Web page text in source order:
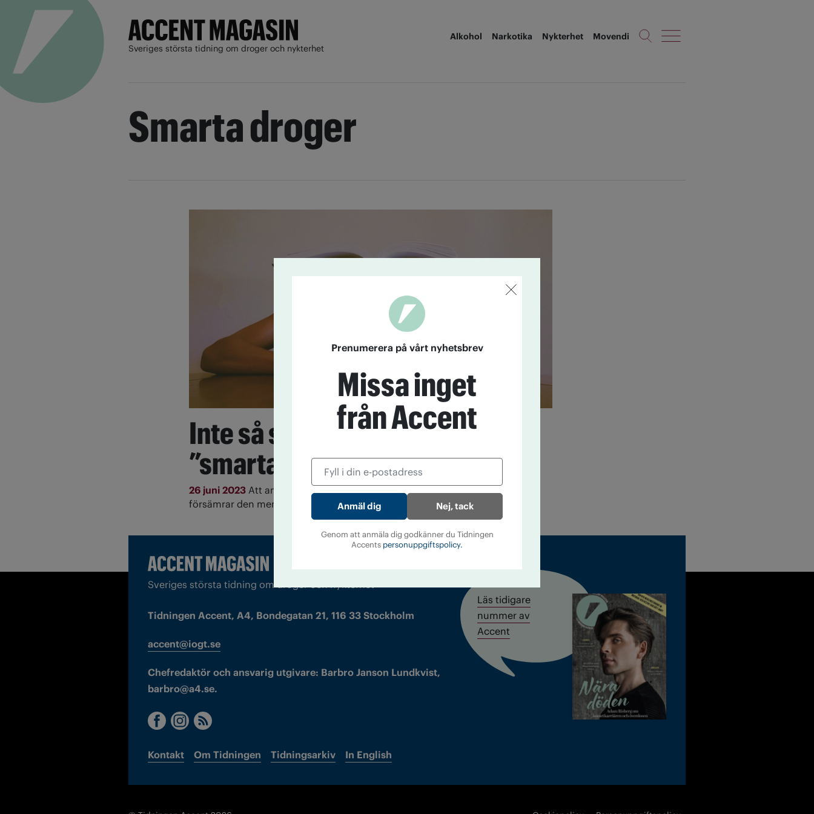
Sveriges största tidning om droger och nykterhet
Alkohol Narkotika Nykterhet Movendi
Smarta droger
Inte så smart använda
”smarta” droger
26 juni 2023 Att använda ADHD-medicin utan att ha en diagnos
försämrar den mentala förmågan att lösa problem.
Sveriges största tidning om droger och nykterhet
Tidningen Accent, A4, Bondegatan 21, 116 33 Stockholm
accent@iogt.se
Chefredaktör och ansvarig utgivare: Barbro Janson Lundkvist,
barbro@a4.se.
Kontakt Om Tidningen Tidningsarkiv In English
Läs tidigare
nummer av
Accent
Prenumerera på vårt nyhetsbrev
Missa inget
från Accent
Nej, tack
Genom att anmäla dig godkänner du Tidningen
Accents personuppgiftspolicy.